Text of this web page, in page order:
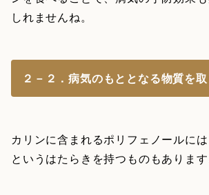
しれませんね。
２－２．病気のもととなる物質を取
カリンに含まれるポリフェノールに
というはたらきを持つものもあります